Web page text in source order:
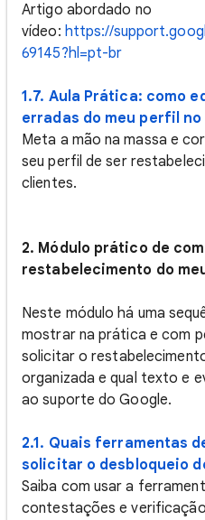
Artigo abordado no
vídeo: https://
69145?hl=pt-br
1.7. Aula Prática: como
erradas do meu perfil no
Meta a mão na massa e
seu perfil de ser
clientes.
2. Módulo prático de
restabelecimento do
Neste módulo há uma
mostrar na prática e com
solicitar o
organizada e qual texto e
ao suporte do Google.
2.1. Quais ferramentas
solicitar o desbloqueio
Saiba com usar a
contestações e